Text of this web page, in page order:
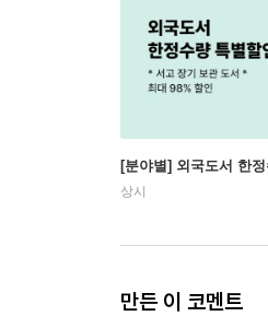
[분야별] 외국도서 한
상시
만든 이 코멘트